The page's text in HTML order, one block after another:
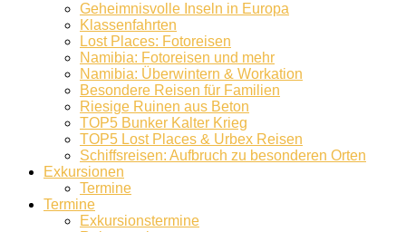
Geheimnisvolle Inseln in Europa
Klassenfahrten
Lost Places: Fotoreisen
Namibia: Fotoreisen und mehr
Namibia: Überwintern & Workation
Besondere Reisen für Familien
Riesige Ruinen aus Beton
TOP5 Bunker Kalter Krieg
TOP5 Lost Places & Urbex Reisen
Schiffsreisen: Aufbruch zu besonderen Orten
Exkursionen
Termine
Termine
Exkursionstermine